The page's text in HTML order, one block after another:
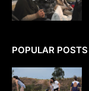
POPULAR POSTS